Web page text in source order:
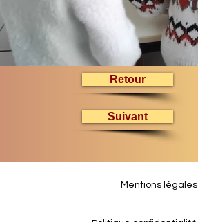
Retour
Suivant
Mentions légales